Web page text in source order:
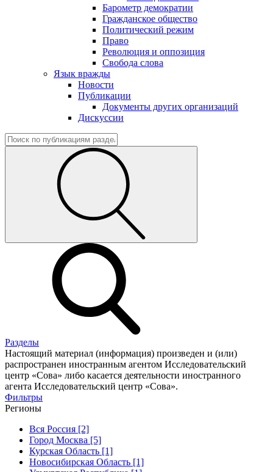
Барометр демократии
Гражданское общество
Политический режим
Право
Революция и оппозиция
Свобода слова
Язык вражды
Новости
Публикации
Документы других организаций
Дискуссии
Разделы
Настоящий материал (информация) произведен и (или)
распространен иностранным агентом Исследовательский
центр «Сова» либо касается деятельности иностранного
агента Исследовательский центр «Сова».
Фильтры
Регионы
Вся Россия [2]
Город Москва [5]
Курская Область [1]
Новосибирская Область [1]